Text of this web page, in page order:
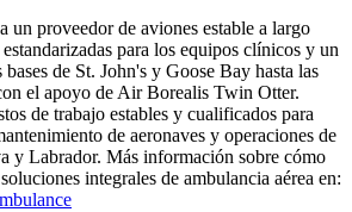
un proveedor de aviones estable a largo
para los equipos clínicos y un
de St. John's y Goose Bay hasta las
el apoyo de Air Borealis Twin Otter.
de trabajo estables y cualificados para
de aeronaves y operaciones de
y Labrador. Más información sobre cómo
integrales de ambulancia aérea en: